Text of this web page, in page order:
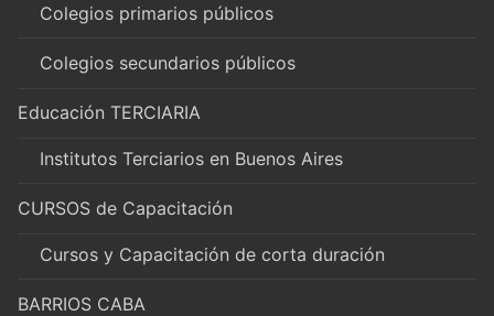
Colegios primarios públicos
Colegios secundarios públicos
Educación TERCIARIA
Institutos Terciarios en Buenos Aires
CURSOS de Capacitación
Cursos y Capacitación de corta duración
BARRIOS CABA